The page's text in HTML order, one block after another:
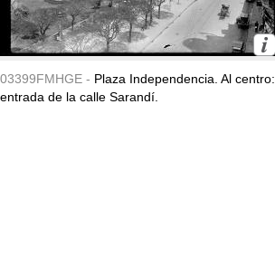
03399FMHGE - Plaza Independencia. Al centro:
entrada de la calle Sarandí.